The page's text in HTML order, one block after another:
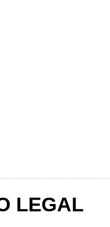
LEGAL